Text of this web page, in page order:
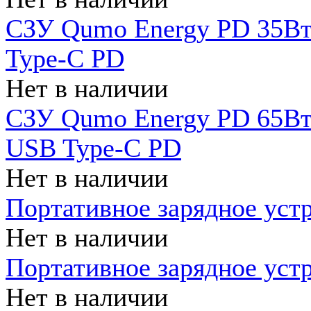
СЗУ Qumo Energy PD
Type-C PD
Нет в наличии
СЗУ Qumo Energy PD
USB Type-C PD
Нет в наличии
Портативное зарядное
Нет в наличии
Портативное зарядное
Нет в наличии